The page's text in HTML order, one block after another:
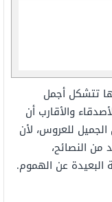
تتشكل أجمل
والأقارب أن
الجميل للعروس، لأن
من النصائح،
البعيدة عن الهموم.